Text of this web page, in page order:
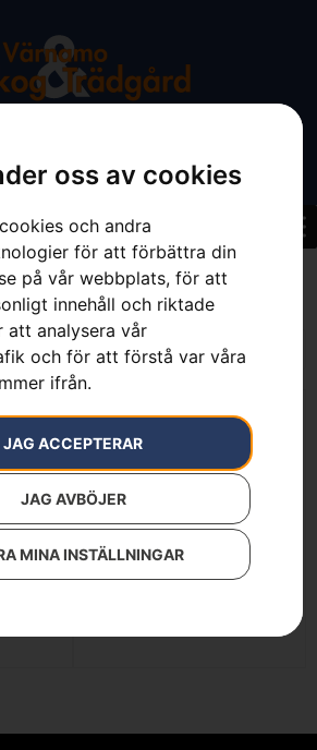
oss av cookies
och andra
för att förbättra din
på vår webbplats, för att
innehåll och riktade
att analysera vår
och för att förstå var våra
ifrån.
JAG ACCEPTERAR
JAG AVBÖJER
MINA INSTÄLLNINGAR
HUSQVARNA R 420TsX
AWD
LÄS MER